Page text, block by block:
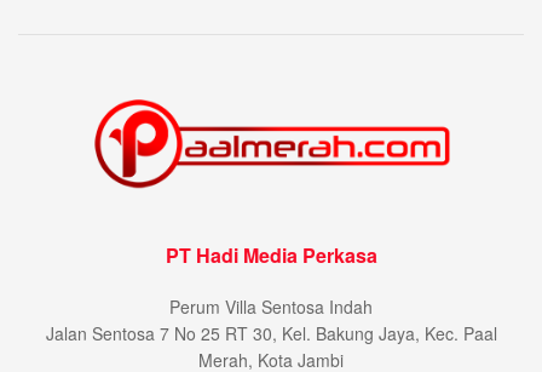
PT Hadi Media Perkasa
Perum Villa Sentosa Indah
Jalan Sentosa 7 No 25 RT 30, Kel. Bakung Jaya, Kec. Paal
Merah, Kota Jambi